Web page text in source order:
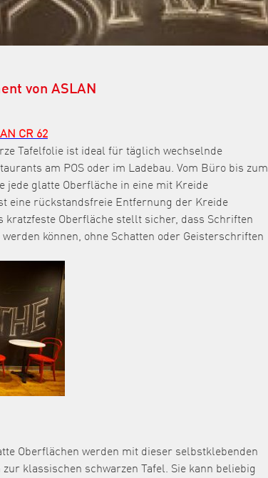
von ASLAN
CR 62
Tafelfolie ist ideal für täglich wechselnde
am POS oder im Ladebau. Vom Büro bis zum
jede glatte Oberfläche in eine mit Kreide
eine rückstandsfreie Entfernung der Kreide
kratzfeste Oberfläche stellt sicher, dass Schriften
können, ohne Schatten oder Geisterschriften
Oberflächen werden mit dieser selbstklebenden
klassischen schwarzen Tafel. Sie kann beliebig